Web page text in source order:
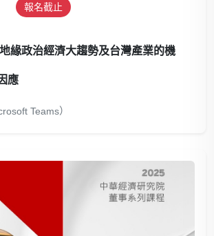
報名截止
緣政治經濟大趨勢及台灣產業的機
應
Teams）